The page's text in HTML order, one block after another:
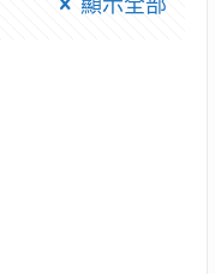
顯示全部